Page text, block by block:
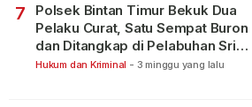
7
Polsek Bintan Timur Bekuk Dua
Pelaku Curat, Satu Sempat Buron
dan Ditangkap di Pelabuhan Sri
Bintan Pura
Hukum dan Kriminal - 3 minggu yang lalu